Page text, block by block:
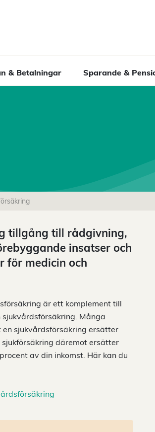
& Betalningar Sparande &
tillgång till rådgivning,
insatser och
för medicin och
är ett komplement till
Många
sjukvårdsförsäkring ersätter
sjukförsäkring däremot ersätter
av din inkomst. Här kan du